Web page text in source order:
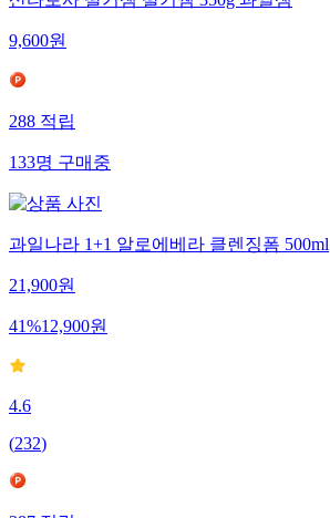
산타로사 딸기잼 딸기쨈 350g 과일잼
9,600원
288적립
133명구매중
과일나라 1+1 알로에베라 클렌징폼 500ml
21,900원
41%12,900원
4.6
(232)